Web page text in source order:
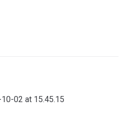
02 at 15.45.15